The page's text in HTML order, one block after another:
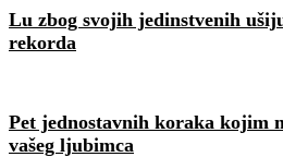
Lu zbog svojih jedinstvenih
rekorda
Pet jednostavnih koraka kojim
vašeg ljubimca